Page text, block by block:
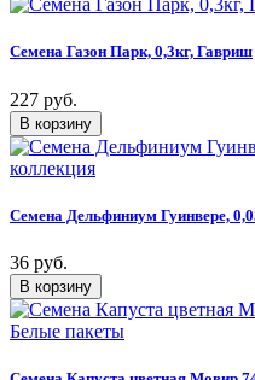
Семена Газон Парк, 0,3кг, Гавриш
227 руб.
Семена Дельфиниум Гуинвере,
36 руб.